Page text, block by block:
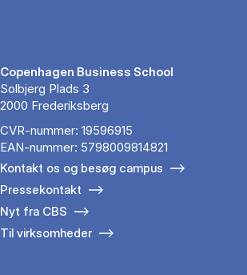
Copenhagen Business School
Solbjerg Plads 3
2000 Frederiksberg
CVR-nummer: 19596915
EAN-nummer: 5798009814821
Kontakt os og besøg campus
Pressekontakt
Nyt fra CBS
Til virksomheder